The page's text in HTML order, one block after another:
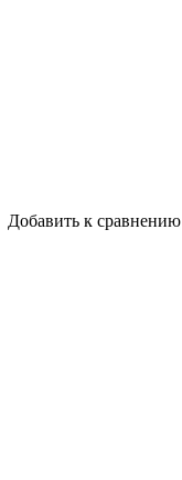
Добавить к сравнению